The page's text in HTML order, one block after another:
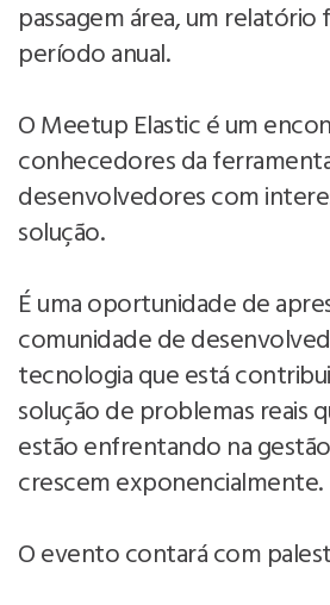
passagem área, um
período anual.
O Meetup Elastic é um
conhecedores da
desenvolvedores com
solução.
É uma oportunidade de
comunidade de
tecnologia que está
solução de problemas reais
estão enfrentando na
crescem exponencialmente.
O evento contará com